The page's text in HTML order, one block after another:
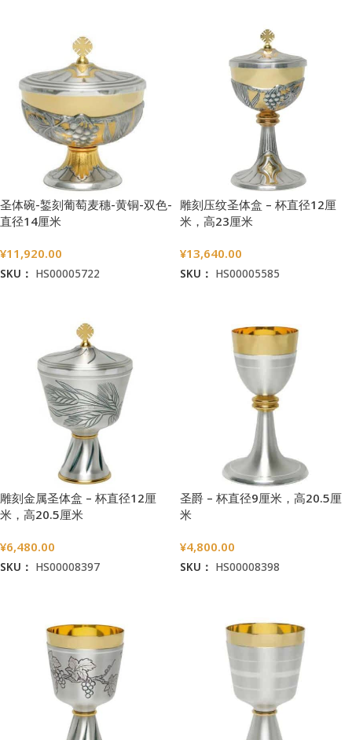
圣体碗-錾刻葡萄麦穗-黄铜-双色-
直径14厘米
¥11,920.00
SKU： HS00005722
雕刻压纹圣体盒 – 杯直径12厘
米，高23厘米
¥13,640.00
SKU： HS00005585
雕刻金属圣体盒 – 杯直径12厘
米，高20.5厘米
¥6,480.00
SKU： HS00008397
圣爵 – 杯直径9厘米，高20.5厘
米
¥4,800.00
SKU： HS00008398